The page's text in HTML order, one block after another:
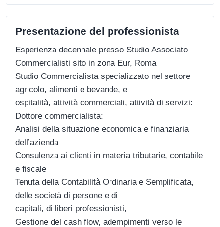
Presentazione del professionista
Esperienza decennale presso Studio Associato
Commercialisti sito in zona Eur, Roma
Studio Commercialista specializzato nel settore
agricolo, alimenti e bevande, e
ospitalità, attività commerciali, attività di servizi:
Dottore commercialista:
Analisi della situazione economica e finanziaria
dell’azienda
Consulenza ai clienti in materia tributarie, contabile
e fiscale
Tenuta della Contabilità Ordinaria e Semplificata,
delle società di persone e di
capitali, di liberi professionisti,
Gestione del cash flow, adempimenti verso le